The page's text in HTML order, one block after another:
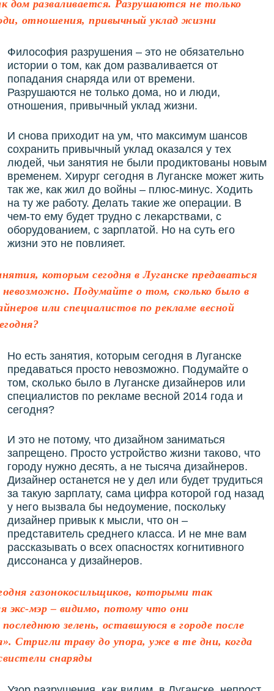
дом разваливается. Разрушаются не только
отношения, привычный уклад жизни
Философия разрушения – это не обязательно
истории о том, как дом разваливается от
попадания снаряда или от времени.
Разрушаются не только дома, но и люди,
отношения, привычный уклад жизни.
И снова приходит на ум, что максимум шансов
сохранить привычный уклад оказался у тех
людей, чьи занятия не были продиктованы новым
временем. Хирург сегодня в Луганске может жить
так же, как жил до войны – плюс-минус. Ходить
на ту же работу. Делать такие же операции. В
чем-то ему будет трудно с лекарствами, с
оборудованием, с зарплатой. Но на суть его
жизни это не повлияет.
которым сегодня в Луганске предаваться
Подумайте о том, сколько было в
или специалистов по рекламе весной
Но есть занятия, которым сегодня в Луганске
предаваться просто невозможно. Подумайте о
том, сколько было в Луганске дизайнеров или
специалистов по рекламе весной 2014 года и
сегодня?
И это не потому, что дизайном заниматься
запрещено. Просто устройство жизни таково, что
городу нужно десять, а не тысяча дизайнеров.
Дизайнер останется не у дел или будет трудиться
за такую зарплату, сама цифра которой год назад
у него вызвала бы недоумение, поскольку
дизайнер привык к мысли, что он –
представитель среднего класса. И не мне вам
рассказывать о всех опасностях когнитивного
диссонанса у дизайнеров.
газонокосильщиков, которыми так
экс-мэр – видимо, потому что они
зелень, оставшуюся в городе после
Стригли траву до упора, уже в те дни, когда
снаряды